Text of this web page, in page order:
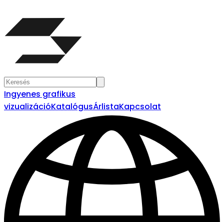
Ingyenes grafikus
vizualizációKatalógusÁrlistaKapcsolat